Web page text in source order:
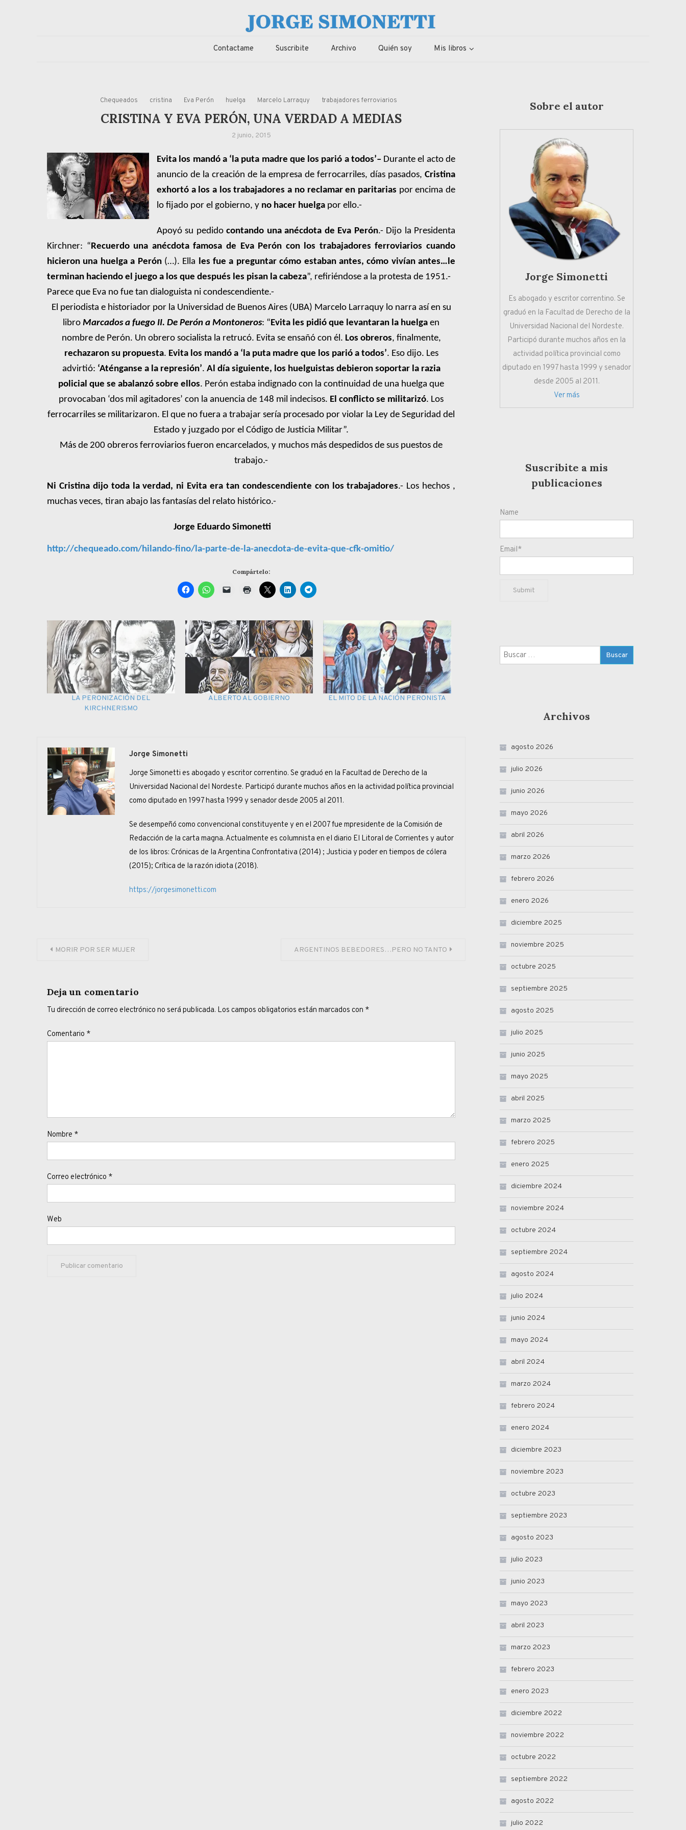
Jorge Eduardo Simonetti
Columna de opinión de doctor Jorge Simonetti sobre política, economia de Corrientes, Argentina y el Mundo
Contactame Suscribite Archivo Quién soy Mis libros
Chequeados cristina Eva Perón huelga Marcelo Larraquy trabajadores ferroviarios
CRISTINA Y EVA PERÓN, UNA VERDAD A MEDIAS
2 junio, 2015
Evita los mandó a ‘la puta madre que los parió a todos’– Durante el acto de
anuncio de la creación de la empresa de ferrocarriles, días pasados, Cristina
exhortó a los a los trabajadores a no reclamar en paritarias por encima de
lo fijado por el gobierno, y no hacer huelga por ello.-
Apoyó su pedidocontando una anécdota de Eva Perón.- Dijo la Presidenta
Kirchner: “Recuerdo una anécdota famosa de Eva Perón con los trabajadores ferroviarios cuando
hicieron una huelga a Perón(…). Ella les fue a preguntar cómo estaban antes, cómo vivían antes…le
terminan haciendo el juego a los que después les pisan la cabeza”, refiriéndose a la protesta de 1951.-
Parece que Eva no fue tan dialoguista ni condescendiente.-
El periodista e historiador por la Universidad de Buenos Aires (UBA) Marcelo Larraquy lo narra así en su
libro Marcados a fuego II. De Perón a Montoneros: “Evita les pidió que levantaran la huelga en
nombre de Perón. Un obrero socialista la retrucó. Evita se ensañó con él. Los obreros, finalmente,
rechazaron su propuesta. Evita los mandó a ‘la puta madre que los parió a todos’. Eso dijo. Les
advirtió: ‘Aténganse a la represión’. Al día siguiente, los huelguistas debieron soportar la razia
policial que se abalanzó sobre ellos. Perón estaba indignado con la continuidad de una huelga que
provocaban ‘dos mil agitadores’ con la anuencia de 148 mil indecisos. El conflicto se militarizó. Los
ferrocarriles se militarizaron. El que no fuera a trabajar sería procesado por violar la Ley de Seguridad del
Estado y juzgado por el Código de Justicia Militar”.
Más de 200 obreros ferroviarios fueron encarcelados, y muchos más despedidos de sus puestos de
trabajo.-
Ni Cristina dijo toda la verdad, ni Evita era tan condescendiente con los trabajadores.- Los hechos ,
muchas veces, tiran abajo las fantasías del relato histórico.-
Jorge Eduardo Simonetti
http://chequeado.com/hilando-fino/la-parte-de-la-anecdota-de-evita-que-cfk-omitio/
Compártelo:
LA PERONIZACIÓN DEL
KIRCHNERISMO
ALBERTO AL GOBIERNO EL MITO DE LA NACIÓN PERONISTA
Jorge Simonetti
Jorge Simonetti es abogado y escritor correntino. Se graduó en la Facultad de Derecho de la
Universidad Nacional del Nordeste. Participó durante muchos años en la actividad política provincial
como diputado en 1997 hasta 1999 y senador desde 2005 al 2011.
Se desempeñó como convencional constituyente y en el 2007 fue mpresidente de la Comisión de
Redacción de la carta magna. Actualmente es columnista en el diario El Litoral de Corrientes y autor
de los libros: Crónicas de la Argentina Confrontativa (2014) ; Justicia y poder en tiempos de cólera
(2015); Crítica de la razón idiota (2018).
https://jorgesimonetti.com
Navegación
entradas
MORIR POR SER MUJER ARGENTINOS BEBEDORES…PERO NO TANTO
Deja un comentario
Tu dirección de correo electrónico no será publicada. Los campos obligatorios están marcados con *
Comentario *
Nombre *
Correo electrónico *
Web
Sobre el autor
Jorge Simonetti
Es abogado y escritor correntino. Se
graduó en la Facultad de Derecho de la
Universidad Nacional del Nordeste.
Participó durante muchos años en la
actividad política provincial como
diputado en 1997 hasta 1999 y senador
desde 2005 al 2011.
Ver más
Suscribite a mis
publicaciones
Name
Email*
Buscar:
Archivos
agosto 2026
julio 2026
junio 2026
mayo 2026
abril 2026
marzo 2026
febrero 2026
enero 2026
diciembre 2025
noviembre 2025
octubre 2025
septiembre 2025
agosto 2025
julio 2025
junio 2025
mayo 2025
abril 2025
marzo 2025
febrero 2025
enero 2025
diciembre 2024
noviembre 2024
octubre 2024
septiembre 2024
agosto 2024
julio 2024
junio 2024
mayo 2024
abril 2024
marzo 2024
febrero 2024
enero 2024
diciembre 2023
noviembre 2023
octubre 2023
septiembre 2023
agosto 2023
julio 2023
junio 2023
mayo 2023
abril 2023
marzo 2023
febrero 2023
enero 2023
diciembre 2022
noviembre 2022
octubre 2022
septiembre 2022
agosto 2022
julio 2022